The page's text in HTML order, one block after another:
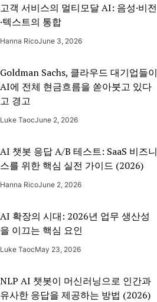
고객 서비스의 멀티모달 AI: 음성·비전
·텍스트의 통합
Hanna RicoJune 3, 2026
Goldman Sachs, 클라우드 대기업들이
AI에 전체 현금흐름을 쏟아붓고 있다
고 경고
Luke TaocJune 2, 2026
AI 챗봇 응답 A/B 테스트: SaaS 비즈니
스를 위한 핵심 실전 가이드 (2026)
Hanna RicoJune 2, 2026
AI 확장의 시대: 2026년 업무 생산성
을 이끄는 핵심 요인
Luke TaocMay 23, 2026
NLP AI 챗봇이 머신러닝으로 인간과
유사한 응답을 제공하는 방법 (2026)